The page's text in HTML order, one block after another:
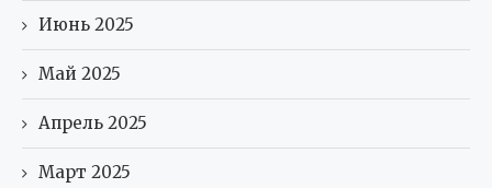
Июнь 2025
Май 2025
Апрель 2025
Март 2025